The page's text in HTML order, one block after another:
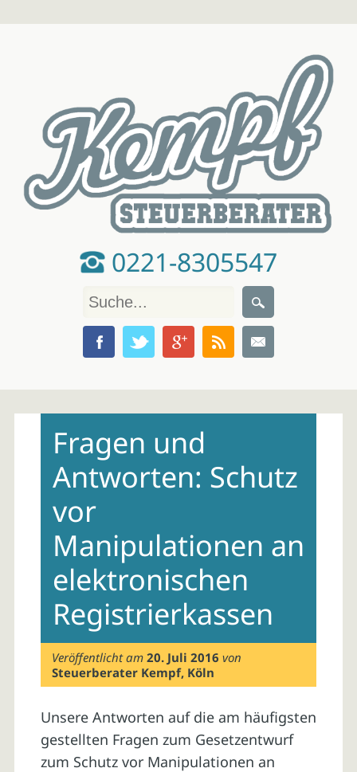
0221-8305547
contentFragen und
Antworten: Schutz
vor
Manipulationen an
elektronischen
Registrierkassen
Veröffentlicht am20. Juli 2016 von
Steuerberater Kempf, Köln
Unsere Antworten auf die am häufigsten
gestellten Fragen zum Gesetzentwurf
zum Schutz vor Manipulationen an